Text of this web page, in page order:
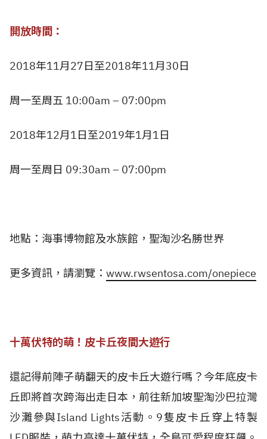
開放時間：
2018年11月27日至2018年11月30日
周一至周五 10:00am – 07:00pm
2018年12月1日至2019年1月1日
周一至周日 09:30am – 07:00pm
地點：海事博物館及水族館，聖淘沙名勝世界
更多資訊，請瀏覽： www.rwsentosa.com/onepiece
十萬伏特的萌！皮卡丘夜間大遊行
還記得前陣子萌翻天的皮卡丘大遊行嗎？今年底皮卡
丘即將首次跨海出走日本，前往新加坡聖淘沙巴拉灣
沙灘參與Island Lights活動。9隻皮卡丘穿上特製